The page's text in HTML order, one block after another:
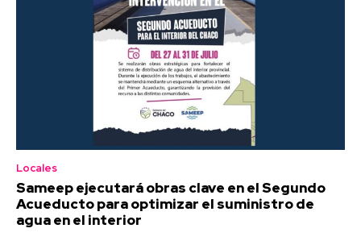
Locales
Sameep ejecutará obras clave en el Segundo
Acueducto para optimizar el suministro de
agua en el interior